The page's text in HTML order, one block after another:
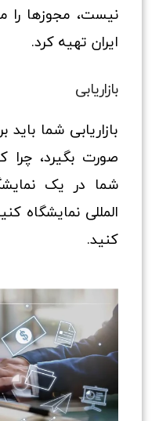
نیست، مجوزها را
ایران تهیه کرد.
بازاریابی
بازاریابی شما
صورت بگیرد،
شما در یک
المللی نمایشگاه
کنید.